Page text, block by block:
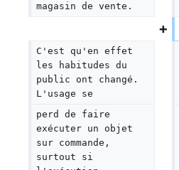
magasin de vente.
C'est qu'en effet
les habitudes du
public ont changé.
L'usage se
perd de faire
exécuter un objet
sur commande,
surtout si